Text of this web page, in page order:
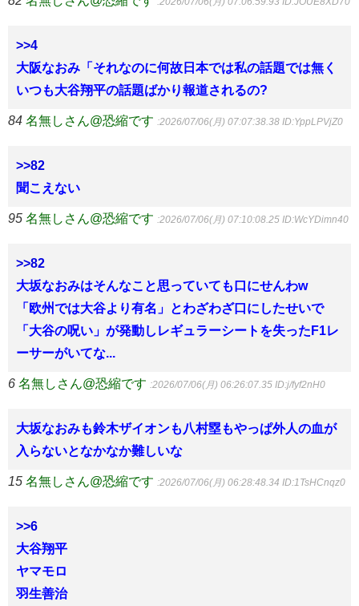
>>4
大阪なおみ「それなのに何故日本では私の話題では無く
いつも大谷翔平の話題ばかり報道されるの?
84 名無しさん@恐縮です :2026/07/06(月) 07:07:38.38 ID:YppLPVjZ0
>>82
聞こえない
95 名無しさん@恐縮です :2026/07/06(月) 07:10:08.25 ID:WcYDimn40
>>82
大坂なおみはそんなこと思っていても口にせんわw
「欧州では大谷より有名」とわざわざ口にしたせいで
「大谷の呪い」が発動しレギュラーシートを失ったF1レ
ーサーがいてな...
6 名無しさん@恐縮です :2026/07/06(月) 06:26:07.35 ID:j/fyf2nH0
大坂なおみも鈴木ザイオンも八村塁もやっぱ外人の血が
入らないとなかなか難しいな
15 名無しさん@恐縮です :2026/07/06(月) 06:28:48.34 ID:1TsHCnqz0
>>6
大谷翔平
ヤマモロ
羽生善治